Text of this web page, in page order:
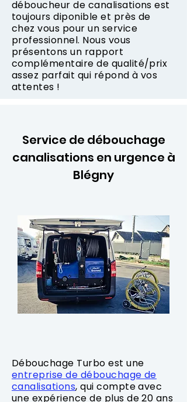
déboucheur de canalisations est
toujours diponible et près de
chez vous pour un service
professionnel. Nous vous
présentons un rapport
complémentaire de qualité/prix
assez parfait qui répond à vos
attentes !
Service de débouchage
canalisations en urgence à
Blégny
Débouchage Turbo est une
entreprise de débouchage de
canalisations, qui compte avec
une expérience de plus de 20 ans